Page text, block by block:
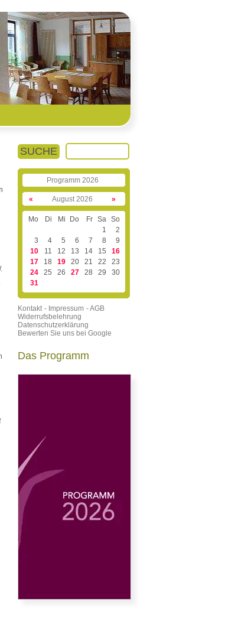
SUCHE
Programm 2026
« August 2026 »
Mo Di Mi Do Fr Sa So
1
2
3
4 5 6 7 8
9
10
11 12 13 14 15
16
17
18 19 20 21 22
23
24
25 26 27 28 29
30
31
Kontakt - Impressum - AGB
Widerrufsbelehrung
Datenschutzerklärung
Bewerten Sie uns bei Google
Das Programm